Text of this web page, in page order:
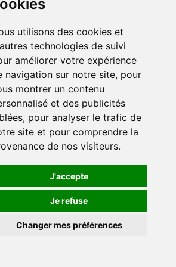
utilisons des cookies et
technologies de suivi
améliorer votre expérience
navigation sur notre site, pour
montrer un contenu
et des publicités
pour analyser le trafic de
site et pour comprendre la
de nos visiteurs.
J'accepte
Je refuse
Changer mes préférences
information)